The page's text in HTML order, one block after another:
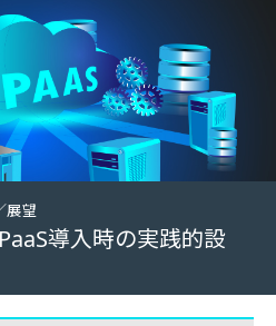
展望
導入時の実践的設